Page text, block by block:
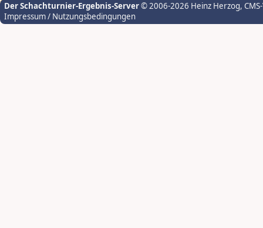
Der Schachturnier-Ergebnis-Server© 2006-2026 Heinz Herzog,
Impressum / Nutzungsbedingungen